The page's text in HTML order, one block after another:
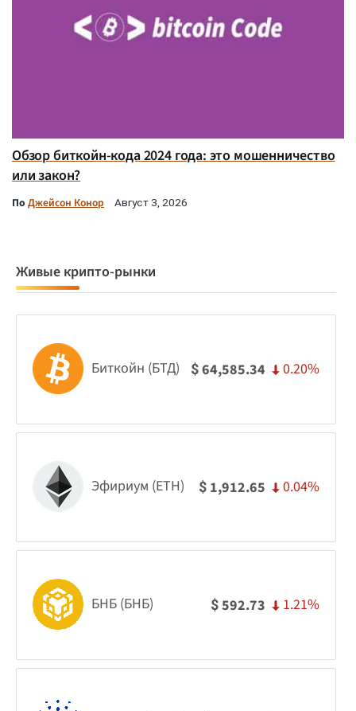
Обзор биткойн-кода 2024 года: это мошенничество
или закон?
По Джейсон Конор Август 3, 2026
Живые крипто-рынки
Биткойн (БТД) $64,585.34 0.20%
Эфириум (ETH) $ 1,912.65 0.04%
БНБ (БНБ) $592.73 1.21%